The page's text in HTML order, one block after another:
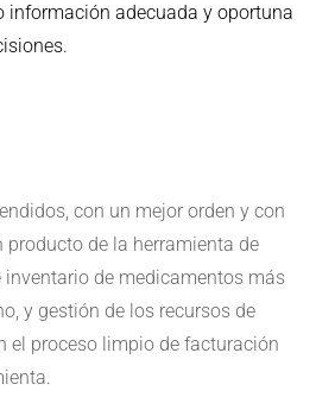
información adecuada y oportuna
con un mejor orden y con
de la herramienta de
inventario de medicamentos más
y gestión de los recursos de
el proceso limpio de facturación